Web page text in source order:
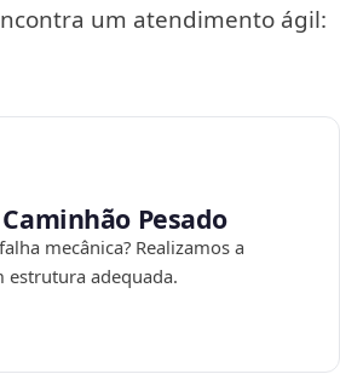
um atendimento ágil:
Pesado
mecânica? Realizamos a
estrutura adequada.